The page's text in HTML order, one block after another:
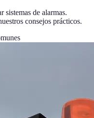
sistemas de alarmas.
consejos prácticos.